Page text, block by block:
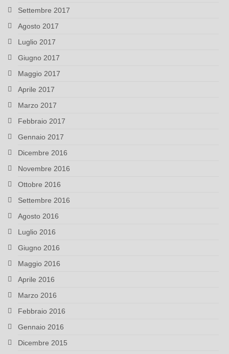
Settembre 2017
Agosto 2017
Luglio 2017
Giugno 2017
Maggio 2017
Aprile 2017
Marzo 2017
Febbraio 2017
Gennaio 2017
Dicembre 2016
Novembre 2016
Ottobre 2016
Settembre 2016
Agosto 2016
Luglio 2016
Giugno 2016
Maggio 2016
Aprile 2016
Marzo 2016
Febbraio 2016
Gennaio 2016
Dicembre 2015